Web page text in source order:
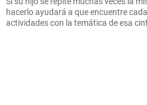
hacerlo ayudará a que encuentre
actividades con la temática de esa